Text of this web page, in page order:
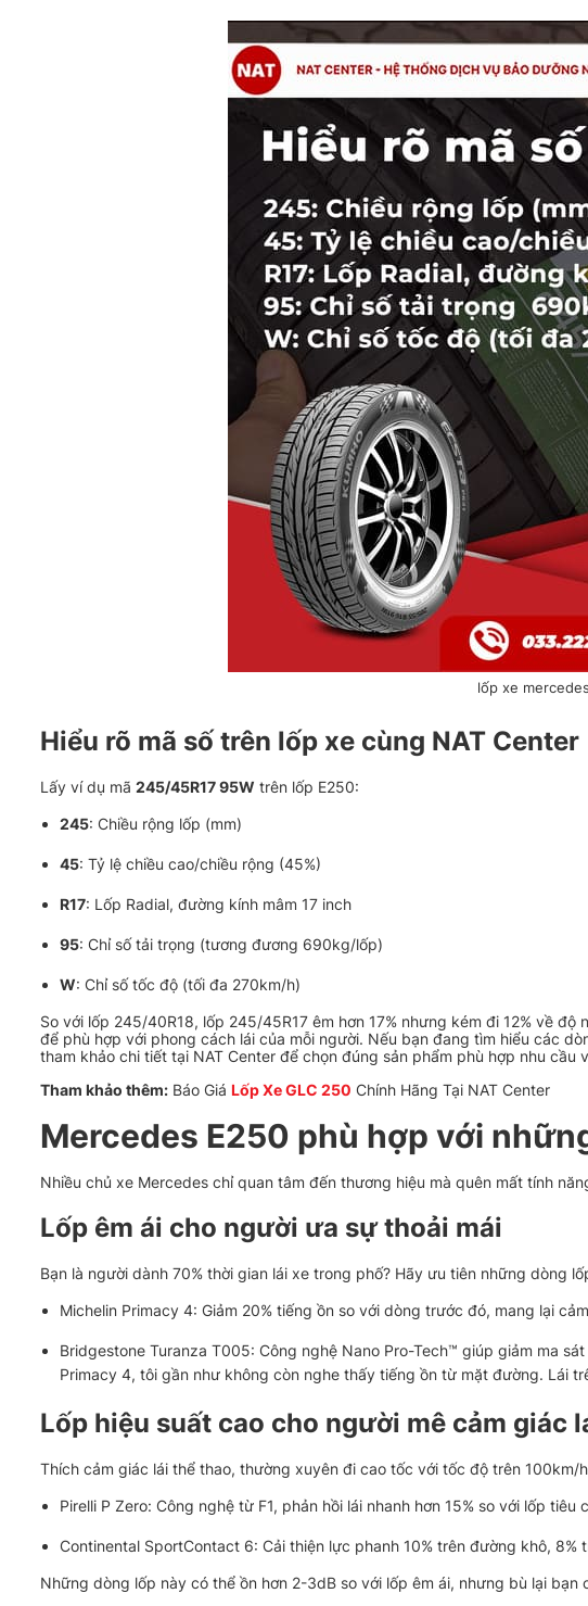
lốp xe
Hiểu rõ mã số trên lốp xe cùng NAT Center
Lấy ví dụ mã 245/45R17 95W trên lốp E250:
245: Chiều rộng lốp (mm)
45: Tỷ lệ chiều cao/chiều rộng (45%)
R17: Lốp Radial, đường kính mâm 17 inch
95: Chỉ số tải trọng (tương đương 690kg/lốp)
W: Chỉ số tốc độ (tối đa 270km/h)
So với lốp 245/40R18, lốp 245/45R17 êm hơn 17% nhưng kém đi 12% về
để phù hợp với phong cách lái của mỗi người. Nếu bạn đang tìm hiểu các
tham khảo chi tiết tại NAT Center để chọn đúng sản phẩm phù hợp nhu cầu
Tham khảo thêm: Báo Giá Lốp Xe GLC 250 Chính Hãng Tại NAT Center
Mercedes E250 phù hợp với
Nhiều chủ xe Mercedes chỉ quan tâm đến thương hiệu mà quên mất tính
Lốp êm ái cho người ưa sự thoải mái
Bạn là người dành 70% thời gian lái xe trong phố? Hãy ưu tiên những dòng
Michelin Primacy 4: Giảm 20% tiếng ồn so với dòng trước đó, mang lại
Bridgestone Turanza T005: Công nghệ Nano Pro-Tech™ giúp giảm ma
Primacy 4, tôi gần như không còn nghe thấy tiếng ồn từ mặt đường. Lái
Lốp hiệu suất cao cho người mê cảm giác
Thích cảm giác lái thể thao, thường xuyên đi cao tốc với tốc độ trên 100km/
Pirelli P Zero: Công nghệ từ F1, phản hồi lái nhanh hơn 15% so với lốp tiêu
Continental SportContact 6: Cải thiện lực phanh 10% trên đường khô, 8%
Những dòng lốp này có thể ồn hơn 2-3dB so với lốp êm ái, nhưng bù lại